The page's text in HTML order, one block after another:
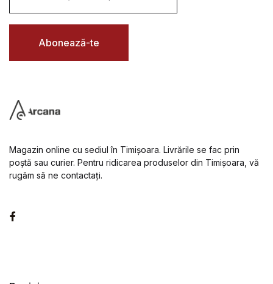
i
l
Abonează-te
Magazin online cu sediul în Timișoara. Livrările se fac prin
poștă sau curier. Pentru ridicarea produselor din Timișoara, vă
rugăm să ne contactați.